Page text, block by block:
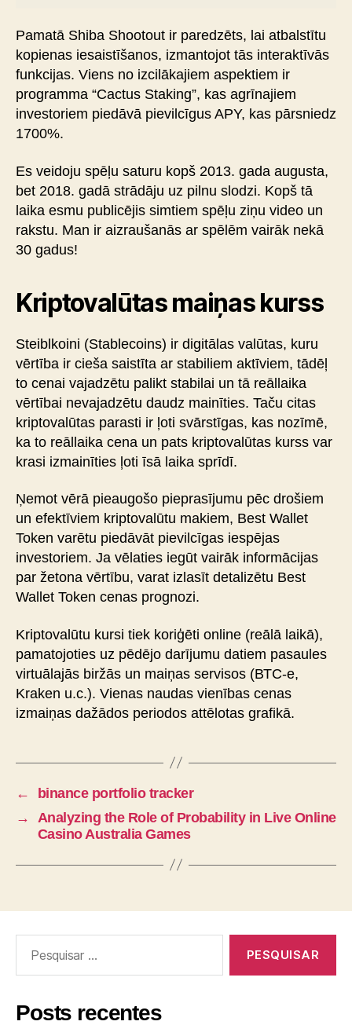
Pamatā Shiba Shootout ir paredzēts, lai atbalstītu
kopienas iesaistīšanos, izmantojot tās interaktīvās
funkcijas. Viens no izcilākajiem aspektiem ir
programma “Cactus Staking”, kas agrīnajiem
investoriem piedāvā pievilcīgus APY, kas pārsniedz
1700%.
Es veidoju spēļu saturu kopš 2013. gada augusta,
bet 2018. gadā strādāju uz pilnu slodzi. Kopš tā
laika esmu publicējis simtiem spēļu ziņu video un
rakstu. Man ir aizraušanās ar spēlēm vairāk nekā
30 gadus!
Kriptovalūtas maiņas kurss
Steiblkoini (Stablecoins) ir digitālas valūtas, kuru
vērtība ir cieša saistīta ar stabiliem aktīviem, tādēļ
to cenai vajadzētu palikt stabilai un tā reāllaika
vērtībai nevajadzētu daudz mainīties. Taču citas
kriptovalūtas parasti ir ļoti svārstīgas, kas nozīmē,
ka to reāllaika cena un pats kriptovalūtas kurss var
krasi izmainīties ļoti īsā laika sprīdī.
Ņemot vērā pieaugošo pieprasījumu pēc drošiem
un efektīviem kriptovalūtu makiem, Best Wallet
Token varētu piedāvāt pievilcīgas iespējas
investoriem. Ja vēlaties iegūt vairāk informācijas
par žetona vērtību, varat izlasīt detalizētu Best
Wallet Token cenas prognozi.
Kriptovalūtu kursi tiek koriģēti online (reālā laikā),
pamatojoties uz pēdējo darījumu datiem pasaules
virtuālajās biržās un maiņas servisos (ВТС-e,
Kraken u.c.). Vienas naudas vienības cenas
izmaiņas dažādos periodos attēlotas grafikā.
←
binance portfolio tracker
→
Analyzing the Role of Probability in Live Online
Casino Australia Games
Posts recentes